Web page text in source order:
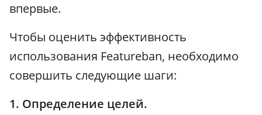
впервые.
Чтобы оценить эффективность
использования Featureban, необходимо
совершить следующие шаги:
1. Определение целей.